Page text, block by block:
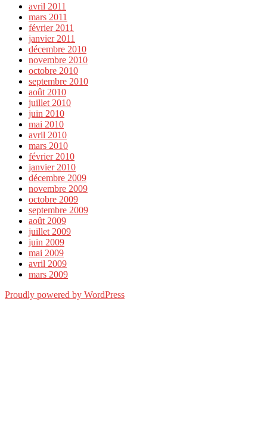
avril 2011
mars 2011
février 2011
janvier 2011
décembre 2010
novembre 2010
octobre 2010
septembre 2010
août 2010
juillet 2010
juin 2010
mai 2010
avril 2010
mars 2010
février 2010
janvier 2010
décembre 2009
novembre 2009
octobre 2009
septembre 2009
août 2009
juillet 2009
juin 2009
mai 2009
avril 2009
mars 2009
Proudly powered by WordPress